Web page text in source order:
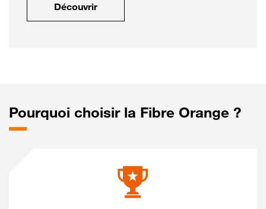
Découvrir
Pourquoi choisir la Fibre Orange ?